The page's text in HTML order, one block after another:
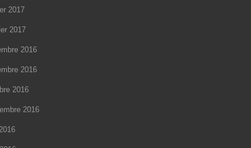
2017
2017
2016
2016
2016
2016